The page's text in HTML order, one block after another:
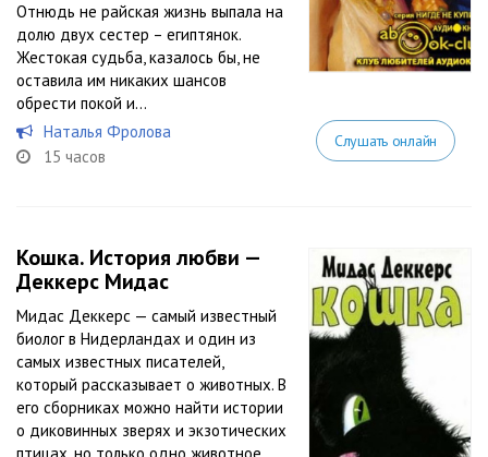
Отнюдь не райская жизнь выпала на
долю двух сестер – египтянок.
Жестокая судьба, казалось бы, не
оставила им никаких шансов
обрести покой и...
Наталья Фролова
15 часов
Слушать онлайн
Кошка. История любви —
Деккерс Мидас
Мидас Деккерс — самый известный
биолог в Нидерландах и один из
самых известных писателей,
который рассказывает о животных. В
его сборниках можно найти истории
о диковинных зверях и экзотических